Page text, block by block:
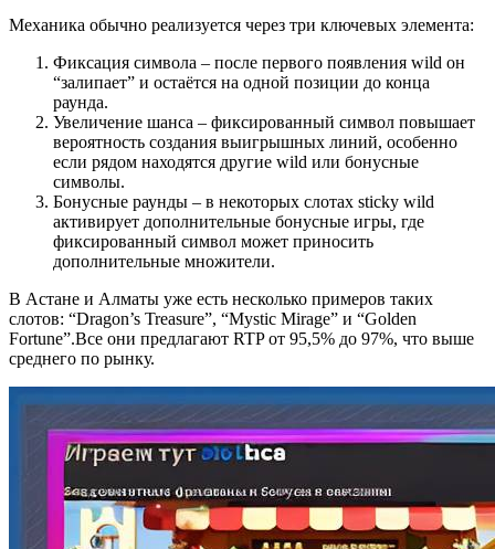
Механика обычно реализуется через три ключевых элемента:
Фиксация символа – после первого появления wild он
“залипает” и остаётся на одной позиции до конца
раунда.
Увеличение шанса – фиксированный символ повышает
вероятность создания выигрышных линий, особенно
если рядом находятся другие wild или бонусные
символы.
Бонусные раунды – в некоторых слотах sticky wild
активирует дополнительные бонусные игры, где
фиксированный символ может приносить
дополнительные множители.
В Астане и Алматы уже есть несколько примеров таких
слотов: “Dragon’s Treasure”, “Mystic Mirage” и “Golden
Fortune”.Все они предлагают RTP от 95,5% до 97%, что выше
среднего по рынку.